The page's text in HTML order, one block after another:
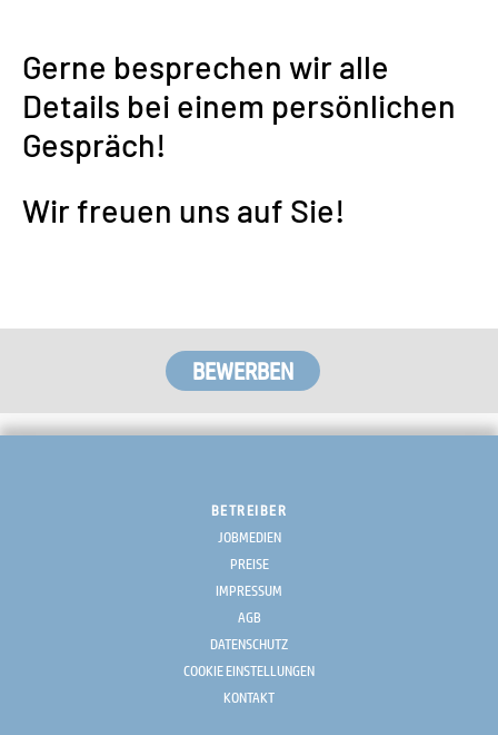
Gerne besprechen wir alle
Details bei einem persönlichen
Gespräch!
Wir freuen uns auf Sie!
BETREIBER
JOBMEDIEN
PREISE
IMPRESSUM
AGB
DATENSCHUTZ
COOKIE EINSTELLUNGEN
KONTAKT